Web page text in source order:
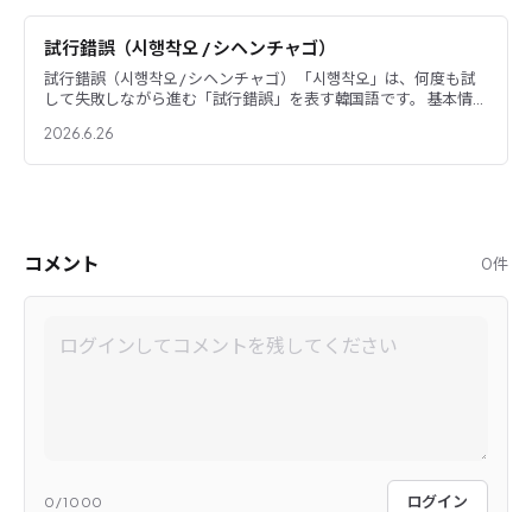
試行錯誤（시행착오 / シヘンチャゴ）
試行錯誤（시행착오 / シヘンチャゴ） 「시행착오」は、何度も試
して失敗しながら進む「試行錯誤」を表す韓国語です。 基本情
2026.6.26
コメント 0件
0 /1000 ログイン